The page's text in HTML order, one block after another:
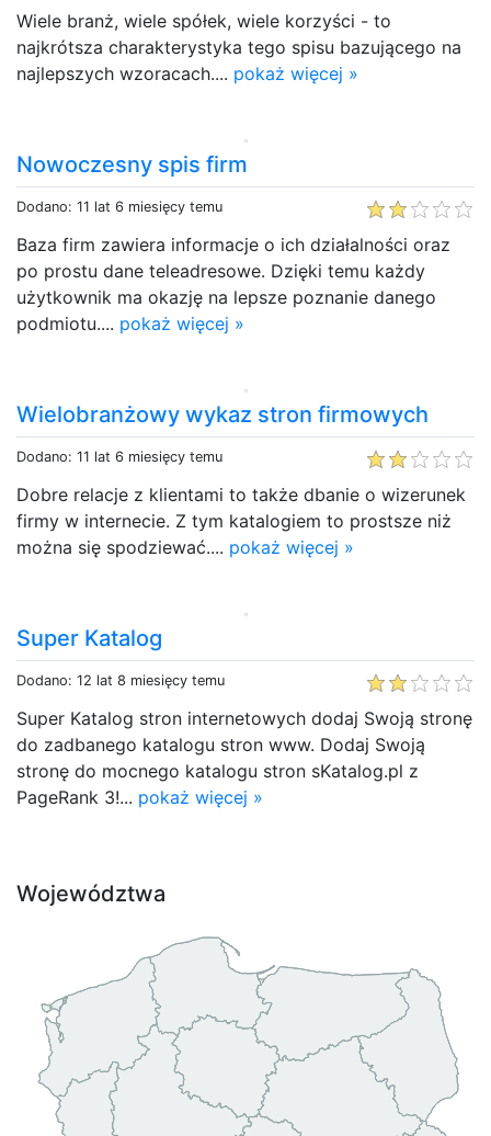
Wiele branż, wiele spółek, wiele korzyści - to
najkrótsza charakterystyka tego spisu bazującego na
najlepszych wzoracach.... pokaż więcej »
Nowoczesny spis firm
Dodano: 11 lat 6 miesięcy temu
Baza firm zawiera informacje o ich działalności oraz
po prostu dane teleadresowe. Dzięki temu każdy
użytkownik ma okazję na lepsze poznanie danego
podmiotu.... pokaż więcej »
Wielobranżowy wykaz stron firmowych
Dodano: 11 lat 6 miesięcy temu
Dobre relacje z klientami to także dbanie o wizerunek
firmy w internecie. Z tym katalogiem to prostsze niż
można się spodziewać.... pokaż więcej »
Super Katalog
Dodano: 12 lat 8 miesięcy temu
Super Katalog stron internetowych dodaj Swoją stronę
do zadbanego katalogu stron www. Dodaj Swoją
stronę do mocnego katalogu stron sKatalog.pl z
PageRank 3!... pokaż więcej »
Województwa